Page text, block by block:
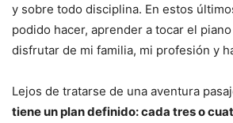
y sobre todo disciplina. En estos
podido hacer, aprender a tocar el
disfrutar de mi familia, mi profesión y
Lejos de tratarse de una aventura
tiene un plan definido: cada tres o